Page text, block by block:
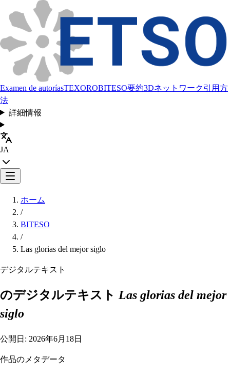
Examen de autoríasTEXOROBITESO要約3Dネットワーク引用方
法
詳細情報
JA
ホーム
/
BITESO
/
Las glorias del mejor siglo
デジタルテキスト
のデジタルテキスト Las glorias del mejor
siglo
公開日: 2026年6月18日
作品のメタデータ